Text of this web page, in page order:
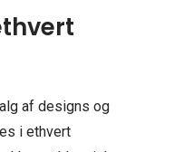
af designs og
i ethvert